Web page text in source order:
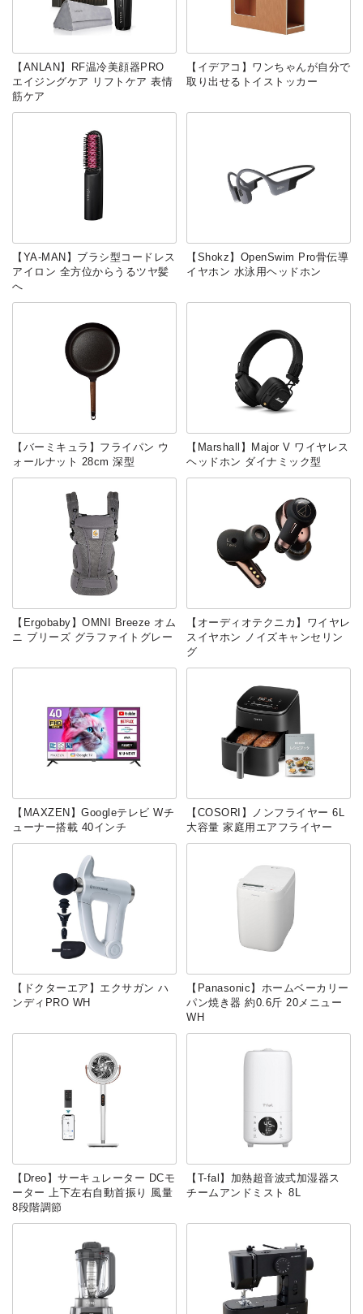
【ANLAN】RF温冷美顔器PRO
エイジングケア リフトケア 表情
筋ケア
【イデアコ】ワンちゃんが自分で
取り出せるトイストッカー
【YA-MAN】ブラシ型コードレス
アイロン 全方位からうるツヤ髪
へ
【Shokz】OpenSwim Pro骨伝導
イヤホン 水泳用ヘッドホン
【バーミキュラ】フライパン ウ
ォールナット 28cm 深型
【Marshall】Major V ワイヤレス
ヘッドホン ダイナミック型
【Ergobaby】OMNI Breeze オム
ニ ブリーズ グラファイトグレー
【オーディオテクニカ】ワイヤレ
スイヤホン ノイズキャンセリン
グ
【MAXZEN】Googleテレビ Wチ
ューナー搭載 40インチ
【‎COSORI】ノンフライヤー 6L
大容量 家庭用エアフライヤー
【ドクターエア】エクサガン ハ
ンディPRO WH
【Panasonic】ホームベーカリー
パン焼き器 約0.6斤 20メニュー
WH
【Dreo】サーキュレーター DCモ
ーター 上下左右自動首振り 風量
8段階調節
【T-fal】加熱超音波式加湿器ス
チームアンドミスト 8L